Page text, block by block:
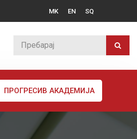
MK EN SQ
ПРОГРЕСИВ АКАДЕМИЈА